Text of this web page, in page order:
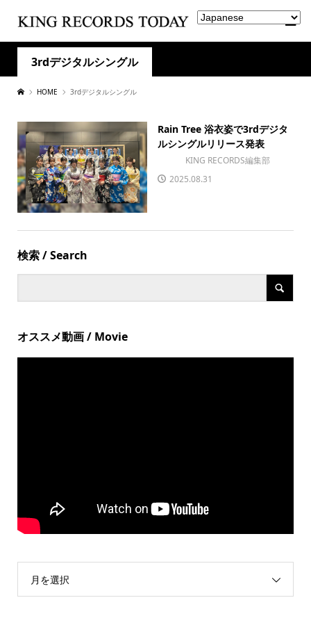
3rdデジタルシングル
HOME 3rdデジタルシングル
Rain Tree 浴衣姿で3rdデジタ
ルシングルリリース発表
KING RECORDS編集部
2025.08.31
検索 / Search
オススメ動画 / Movie
月を選択